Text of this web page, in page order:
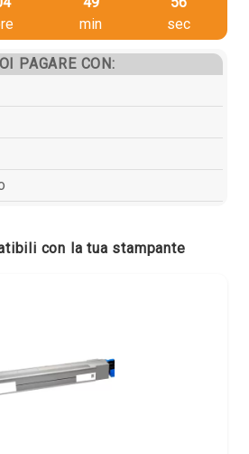
min
sec
PAGARE CON:
con la tua stampante